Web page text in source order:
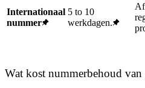
Internationaal
nummer
5 to 10
werkdagen.
Wat kost nummerbehoud